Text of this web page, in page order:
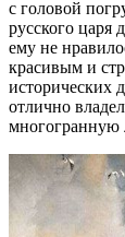
с головой
русского царя
ему не
красивым и
исторических
отлично
многогранную